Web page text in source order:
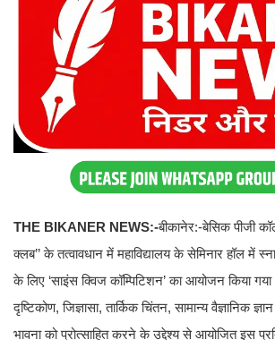
THE BIKANER NEWS:-बीकानेर:-बेसिक पीजी
क्लब’’ के तत्वावधान में महाविद्यालय के सेमिनार हॉल में
के लिए ‘साइंस क्विज कॉम्पिटिशन’ का आयोजन किया गया।
दृष्टिकोण, जिज्ञासा, तार्किक चिंतन, सामान्य वैज्ञानिक
भावना को प्रोत्साहित करने के उद्देश्य से आयोजित इस